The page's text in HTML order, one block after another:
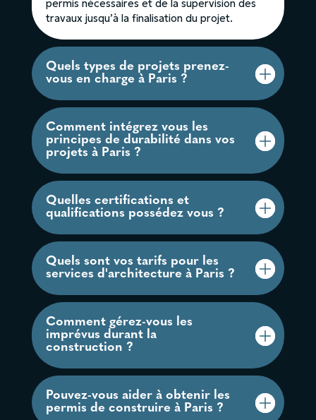
permis nécessaires et de la supervision des
travaux jusqu’à la finalisation du projet.
Quels types de projets prenez-
vous en charge à Paris ?
Comment intégrez vous les
principes de durabilité dans vos
projets à Paris ?
Quelles certifications et
qualifications possédez vous ?
Quels sont vos tarifs pour les
services d'architecture à Paris ?
Comment gérez-vous les
imprévus durant la
construction ?
Pouvez-vous aider à obtenir les
permis de construire à Paris ?